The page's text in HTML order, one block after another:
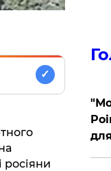
✓
росіяни